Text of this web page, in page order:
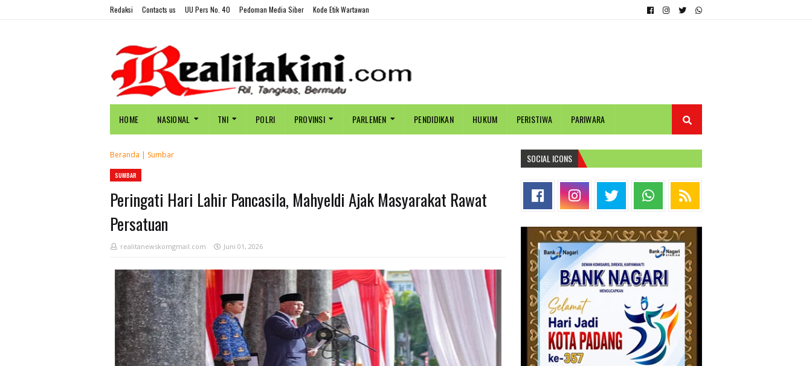
Redaksi Contacts us UU Pers No. 40 Pedoman Media Siber Kode Etik Wartawan
HOME NASIONAL TNI POLRI PROVINSI PARLEMEN PENDIDIKAN HUKUM PERISTIWA PARIWARA
Beranda | Sumbar
SUMBAR
Peringati Hari Lahir Pancasila, Mahyeldi Ajak Masyarakat Rawat
Persatuan
realitanewskomgmail.com Juni 01, 2026
SOCIAL ICONS